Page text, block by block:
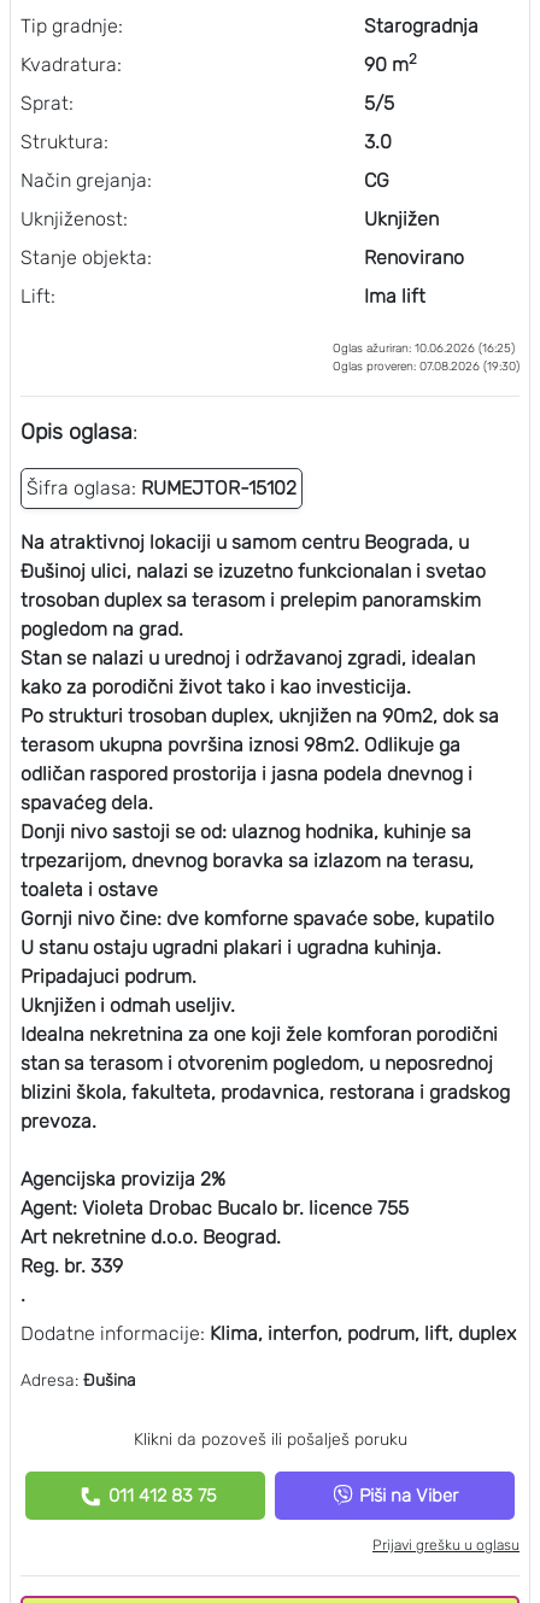
Tip gradnje:
Kvadratura:
Sprat:
Struktura:
Način grejanja:
Uknjiženost:
Stanje objekta:
Lift:
Starogradnja
90 m2
5/5
3.0
CG
Uknjižen
Renovirano
Ima lift
Oglas ažuriran: 10.06.2026 (16:25)
Oglas proveren: 07.08.2026 (19:30)
Opis oglasa:
Šifra oglasa: RUMEJTOR-15102
Na atraktivnoj lokaciji u samom centru Beograda, u
Đušinoj ulici, nalazi se izuzetno funkcionalan i svetao
trosoban duplex sa terasom i prelepim panoramskim
pogledom na grad.
Stan se nalazi u urednoj i održavanoj zgradi, idealan
kako za porodični život tako i kao investicija.
Po strukturi trosoban duplex, uknjižen na 90m2, dok sa
terasom ukupna površina iznosi 98m2. Odlikuje ga
odličan raspored prostorija i jasna podela dnevnog i
spavaćeg dela.
Donji nivo sastoji se od: ulaznog hodnika, kuhinje sa
trpezarijom, dnevnog boravka sa izlazom na terasu,
toaleta i ostave
Gornji nivo čine: dve komforne spavaće sobe, kupatilo
U stanu ostaju ugradni plakari i ugradna kuhinja.
Pripadajuci podrum.
Uknjižen i odmah useljiv.
Idealna nekretnina za one koji žele komforan porodični
stan sa terasom i otvorenim pogledom, u neposrednoj
blizini škola, fakulteta, prodavnica, restorana i gradskog
prevoza.
Agencijska provizija 2%
Agent: Violeta Drobac Bucalo br. licence 755
Art nekretnine d.o.o. Beograd.
Reg. br. 339
.
Dodatne informacije: Klima, interfon, podrum, lift, duplex
Adresa: Đušina
Klikni da pozoveš ili pošalješ poruku
011 412 83 75 Piši na Viber
Prijavi grešku u oglasu